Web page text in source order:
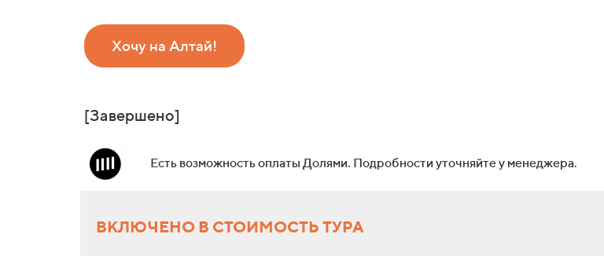
Хочу на Алтай!
[Завершено]
Есть возможность оплаты Долями. Подробности уточняйте у менеджера.
ВКЛЮЧЕНО В СТОИМОСТЬ ТУРА